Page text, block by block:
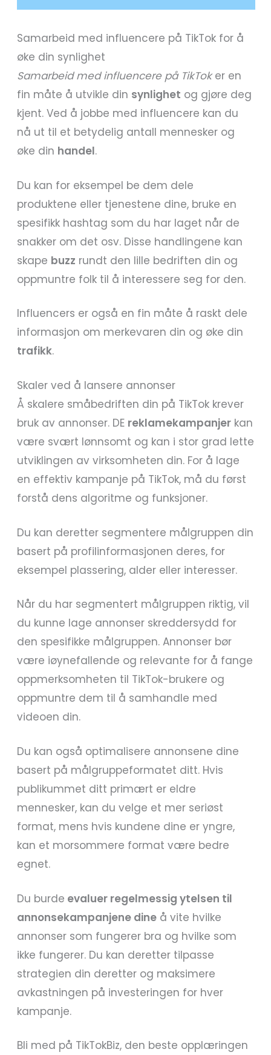
Samarbeid med influencere på TikTok for å
øke din synlighet
Samarbeid med influencere på TikToker en
fin måte å utvikle din synlighet og gjøre deg
kjent. Ved å jobbe med influencere kan du
nå ut til et betydelig antall mennesker og
øke din handel.
Du kan for eksempel be dem dele
produktene eller tjenestene dine, bruke en
spesifikk hashtag som du har laget når de
snakker om det osv. Disse handlingene kan
skape buzz rundt den lille bedriften din og
oppmuntre folk til å interessere seg for den.
Influencers er også en fin måte å raskt dele
informasjon om merkevaren din og øke din
trafikk.
Skaler ved å lansere annonser
Å skalere småbedriften din på TikTok krever
bruk av annonser. DE reklamekampanjer kan
være svært lønnsomt og kan i stor grad lette
utviklingen av virksomheten din. For å lage
en effektiv kampanje på TikTok, må du først
forstå dens algoritme og funksjoner.
Du kan deretter segmentere målgruppen din
basert på profilinformasjonen deres, for
eksempel plassering, alder eller interesser.
Når du har segmentert målgruppen riktig, vil
du kunne lage annonser skreddersydd for
den spesifikke målgruppen. Annonser bør
være iøynefallende og relevante for å fange
oppmerksomheten til TikTok-brukere og
oppmuntre dem til å samhandle med
videoen din.
Du kan også optimalisere annonsene dine
basert på målgruppeformatet ditt. Hvis
publikummet ditt primært er eldre
mennesker, kan du velge et mer seriøst
format, mens hvis kundene dine er yngre,
kan et morsommere format være bedre
egnet.
Du burde evaluer regelmessig ytelsen til
annonsekampanjene dine å vite hvilke
annonser som fungerer bra og hvilke som
ikke fungerer. Du kan deretter tilpasse
strategien din deretter og maksimere
avkastningen på investeringen for hver
kampanje.
Bli med på TikTokBiz, den beste opplæringen